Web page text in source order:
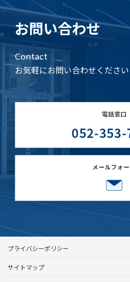
お問い合わせ
Contact
お気軽にお問い合わせください
プライバシーポリシー
サイトマップ